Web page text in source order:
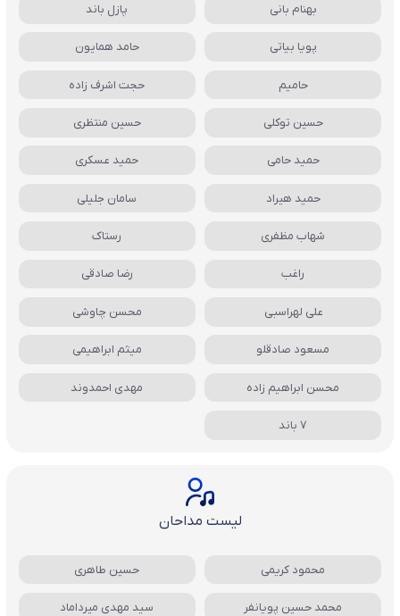
بهنام بانی پازل باند
پویا بیاتی حامد همایون
حامیم حجت اشرف زاده
حسین توکلی حسین منتظری
حمید حامی حمید عسکری
حمید هیراد سامان جلیلی
شهاب مظفری رستاک
راغب رضا صادقی
علی لهراسبی محسن چاوشی
مسعود صادقلو میثم ابراهیمی
محسن ابراهیم زاده مهدی احمدوند
7 باند
لیست مداحان
محمود کریمی حسین طاهری
محمد حسین پویانفر سید مهدی میرداماد